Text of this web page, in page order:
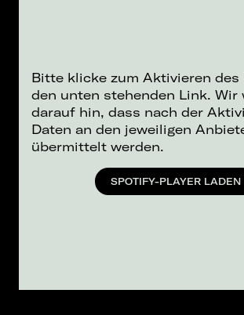
Bitte klicke zum Aktivieren
den unten stehenden Link. Wir
darauf hin, dass nach der
Daten an den jeweiligen
übermittelt werden.
SPOTIFY-PLAYER LADEN